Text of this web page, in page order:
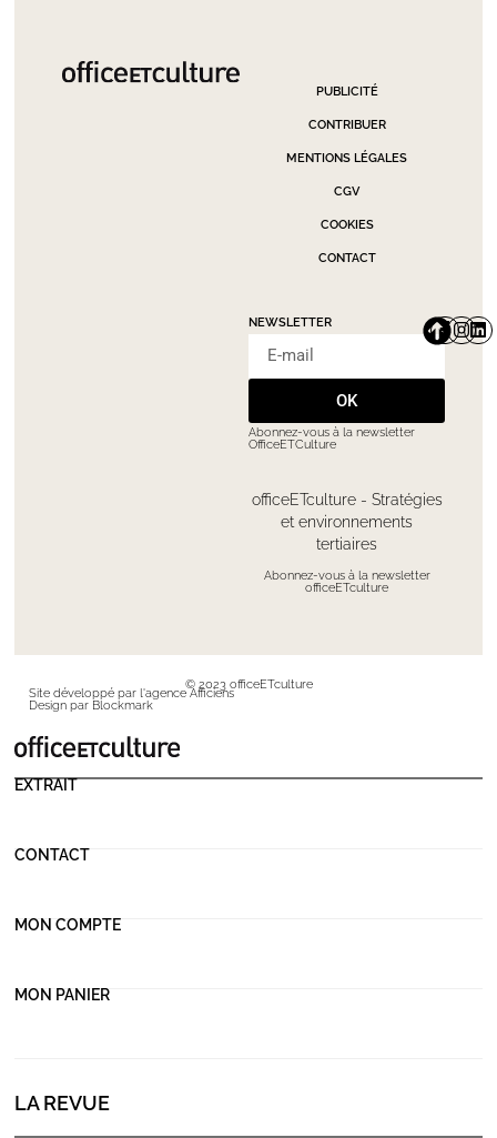
PUBLICITÉ
CONTRIBUER
MENTIONS LÉGALES
CGV
COOKIES
CONTACT
NEWSLETTER
OK
Abonnez-vous à la newsletter
OfficeETCulture
officeETculture - Stratégies
et environnements
tertiaires
Abonnez-vous à la newsletter
officeETculture
© 2023 officeETculture
Site développé par l'agence Afficiens
Design par Blockmark
EXTRAIT
CONTACT
MON COMPTE
MON PANIER
LA REVUE